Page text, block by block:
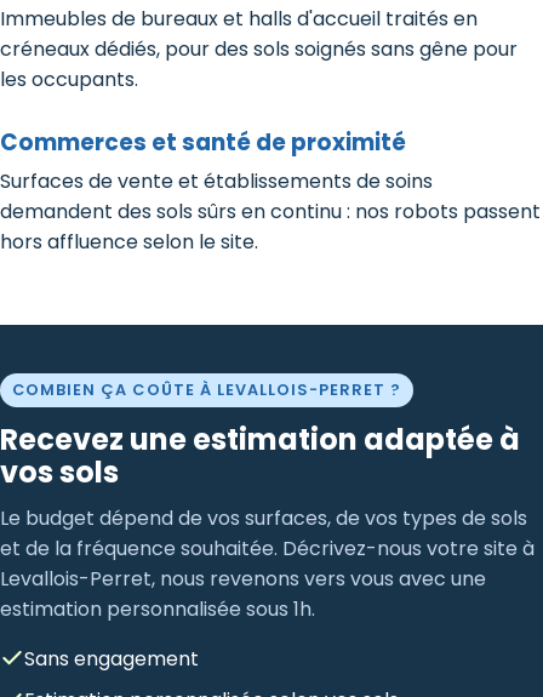
Immeubles de bureaux et halls d'accueil traités en
créneaux dédiés, pour des sols soignés sans gêne pour
les occupants.
Commerces et santé de proximité
Surfaces de vente et établissements de soins
demandent des sols sûrs en continu : nos robots passent
hors affluence selon le site.
COMBIEN ÇA COÛTE À LEVALLOIS-PERRET ?
Recevez une estimation adaptée à
vos sols
Le budget dépend de vos surfaces, de vos types de sols
et de la fréquence souhaitée. Décrivez-nous votre site à
Levallois-Perret, nous revenons vers vous avec une
estimation personnalisée sous 1h.
Sans engagement